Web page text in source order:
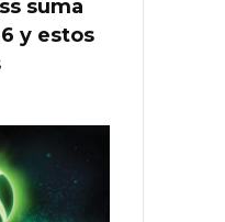
suma
y estos